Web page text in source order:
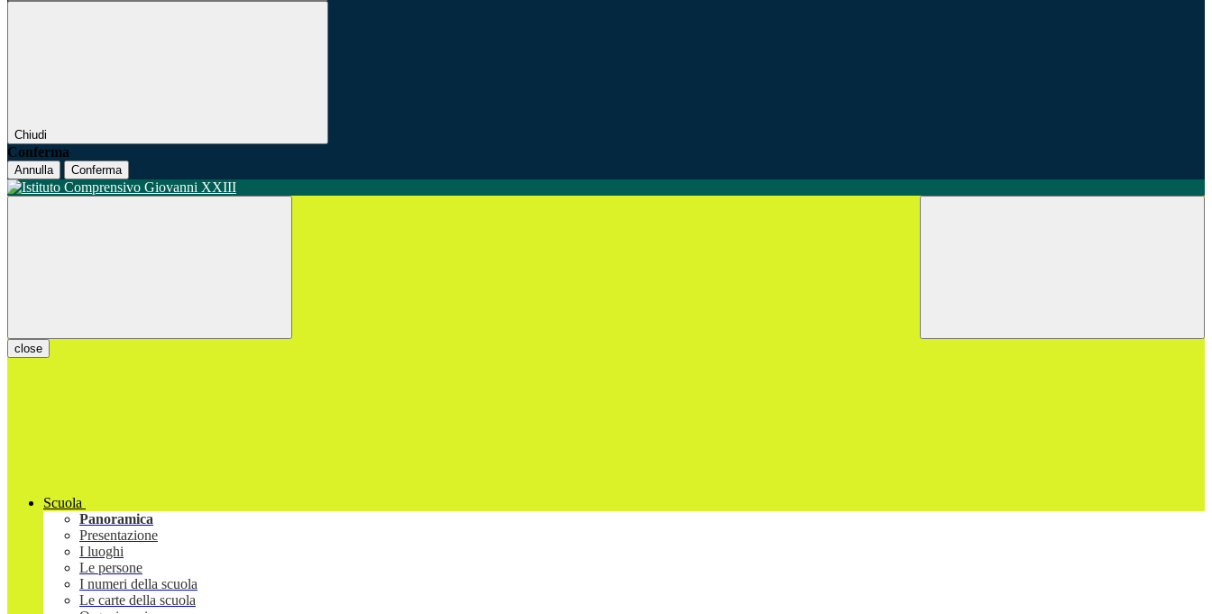
Chiudi
Conferma
Annulla Conferma
close
Scuola
Panoramica
Presentazione
I luoghi
Le persone
I numeri della scuola
Le carte della scuola